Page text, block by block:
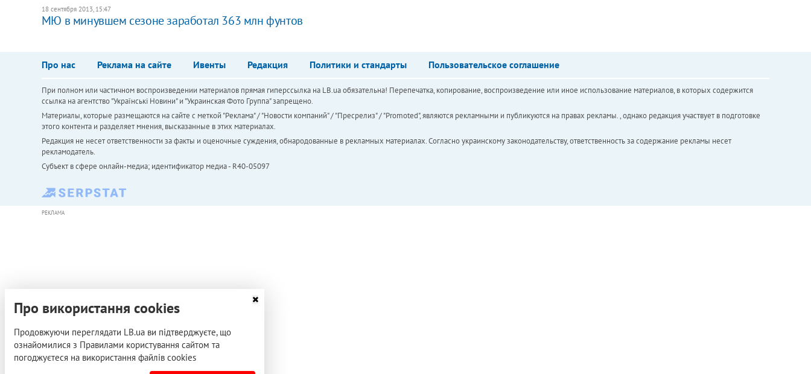
18 сентября 2013, 15:47
МЮ в минувшем сезоне заработал 363 млн фунтов
Про нас Реклама на сайте Ивенты Редакция Политики и стандарты Пользовательское соглашение
При полном или частичном воспроизведении материалов прямая гиперссылка на LB.ua обязательна! Перепечатка, копирование, воспроизведение или иное использование материалов, в которых содержится
ссылка на агентство "Українськi Новини" и "Украинская Фото Группа" запрещено.
Материалы, которые размещаются на сайте с меткой "Реклама" / "Новости компаний" / "Пресрелиз" / "Promoted", являются рекламными и публикуются на правах рекламы. , однако редакция участвует в подготовке
этого контента и разделяет мнения, высказанные в этих материалах.
Редакция не несет ответственности за факты и оценочные суждения, обнародованные в рекламных материалах. Согласно украинскому законодательству, ответственность за содержание рекламы несет
рекламодатель.
Субъект в сфере онлайн-медиа; идентификатор медиа - R40-05097
РЕКЛАМА
Про використання cookies
Продовжуючи переглядати LB.ua ви підтверджуєте, що
ознайомилися з Правилами користування сайтом та
погоджуєтеся на використання файлів cookies